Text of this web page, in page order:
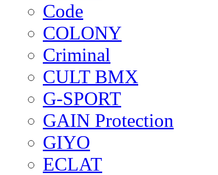
Code
COLONY
Criminal
CULT BMX
G-SPORT
GAIN Protection
GIYO
ECLAT